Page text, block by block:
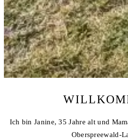
Ich bin Janine, 35 Jahre alt und
Oberspreewald-